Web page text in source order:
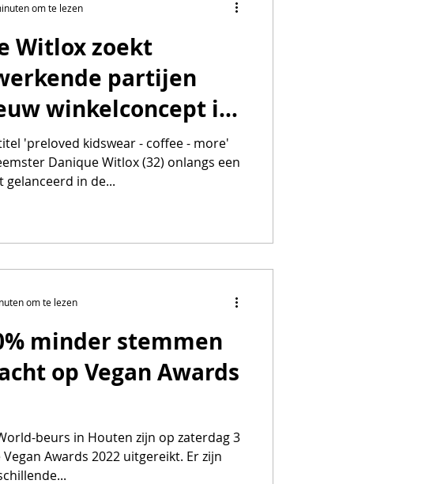
Witlox zoekt
partijen
winkelconcept in
'preloved kidswear - coffee - more'
Danique Witlox (32) onlangs een
gelanceerd in de...
om te lezen
minder stemmen
op Vegan Awards
beurs in Houten zijn op zaterdag 3
Awards 2022 uitgereikt. Er zijn
om te lezen